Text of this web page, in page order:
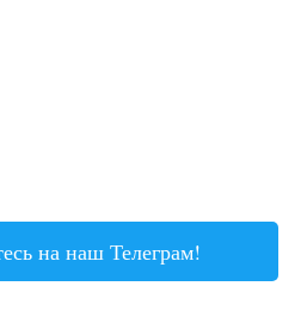
на наш Телеграм!